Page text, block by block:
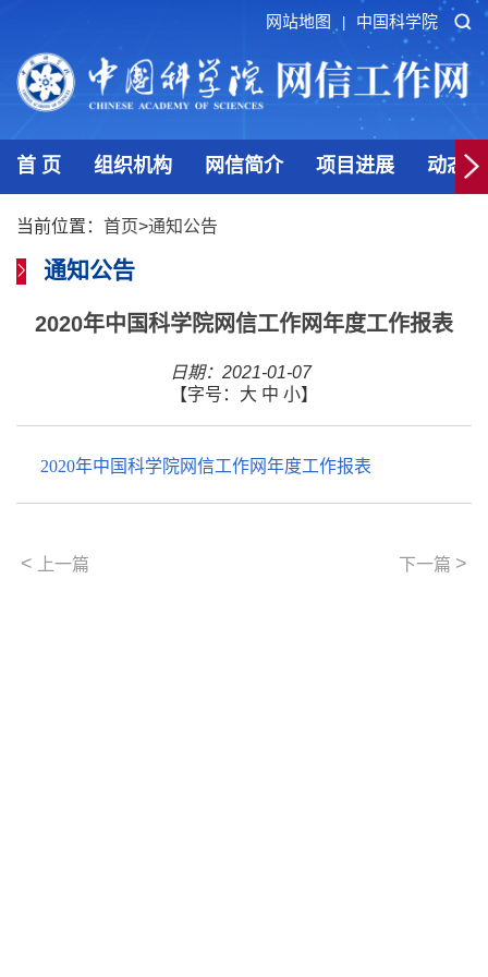
网站地图 中国科学院
首 页 组织机构 网信简介 项目进展 动态
当前位置： 首页>通知公告
通知公告
2020年中国科学院网信工作网年度工作报表
日期：2021-01-07
【字号： 大 中 小】
2020年中国科学院网信工作网年度工作报表
< 上一篇 下一篇 >